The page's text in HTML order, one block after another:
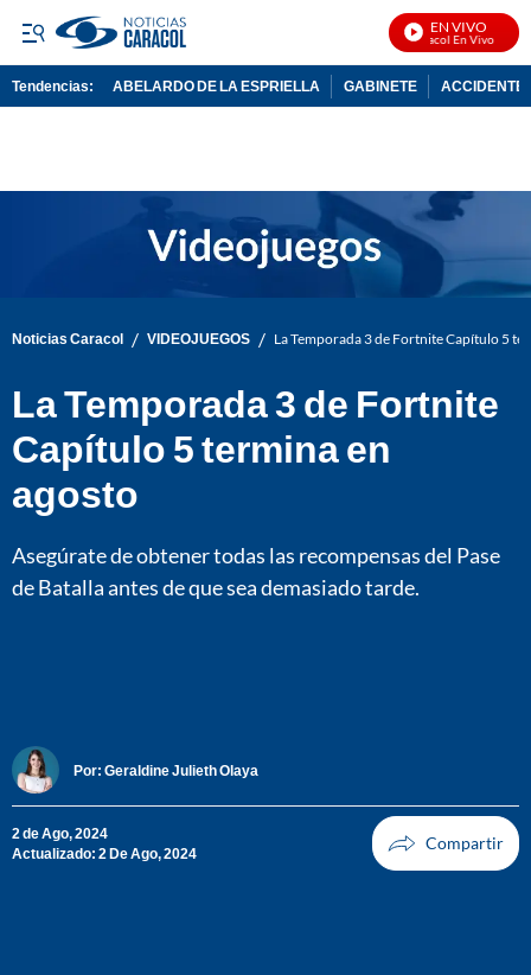
EN VIVO
Noticias Caracol En Vivo
Tendencias: ABELARDO DE LA ESPRIELLA GABINETE ACCIDENTE
Noticias Caracol / VIDEOJUEGOS / La Temporada 3 de Fortnite Capítulo 5
La Temporada 3 de Fortnite
Capítulo 5 termina en
agosto
Asegúrate de obtener todas las recompensas del Pase
de Batalla antes de que sea demasiado tarde.
Por: Geraldine Julieth Olaya
2 de Ago, 2024
Actualizado: 2 De Ago, 2024